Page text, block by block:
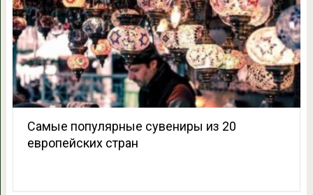
Самые популярные сувениры из 20
европейских стран